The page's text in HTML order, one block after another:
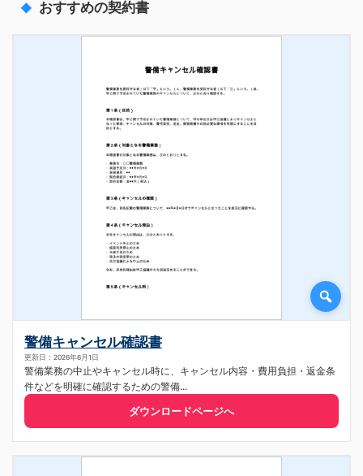
おすすめの契約書
警備キャンセル確認書
更新日：2026年6月1日
警備業務の中止やキャンセル時に、キャンセル内容・費用負担・返金条
件などを明確に確認するための警備...
ダウンロードページへ